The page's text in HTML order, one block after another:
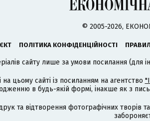
© 2005-2026,
ПОЛІТИКА КОНФІДЕНЦІЙНОСТІ
сайту лише за умови посилання (для
на цьому сайті із посиланням на агентство
в будь-якій формі, інакше як з
та відтворення фотографічних творів